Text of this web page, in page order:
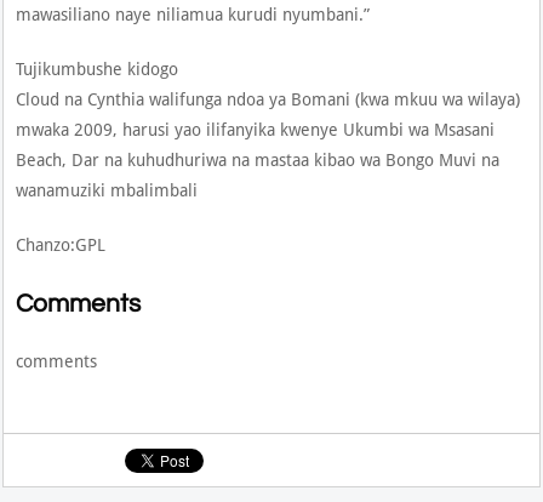
mawasiliano naye niliamua kurudi nyumbani.”
Tujikumbushe kidogo
Cloud na Cynthia walifunga ndoa ya Bomani (kwa mkuu wa wilaya)
mwaka 2009, harusi yao ilifanyika kwenye Ukumbi wa Msasani
Beach, Dar na kuhudhuriwa na mastaa kibao wa Bongo Muvi na
wanamuziki mbalimbali
Chanzo:GPL
Comments
comments